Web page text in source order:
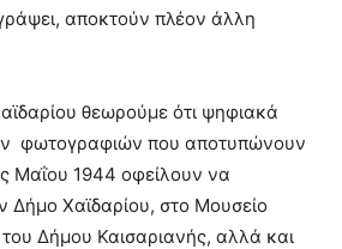
αποκτούν πλέον άλλη
θεωρούμε ότι ψηφιακά
φωτογραφιών που αποτυπώνουν
Μαΐου 1944 οφείλουν να
Χαϊδαρίου, στο Μουσείο
του Δήμου Καισαριανής, αλλά και